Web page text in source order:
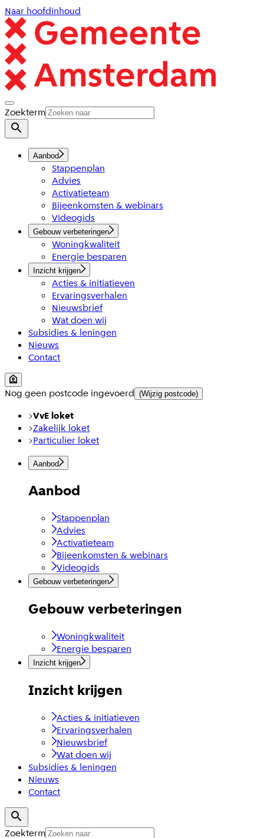
Naar hoofdinhoud
Zoekterm
Aanbod
Stappenplan
Advies
Activatieteam
Bijeenkomsten & webinars
Videogids
Gebouw verbeteringen
Woningkwaliteit
Energie besparen
Inzicht krijgen
Acties & initiatieven
Ervaringsverhalen
Nieuwsbrief
Wat doen wij
Subsidies & leningen
Nieuws
Contact
Nog geen postcode ingevoerd (Wijzig postcode)
VvE loket
Zakelijk loket
Particulier loket
Aanbod
Aanbod
Stappenplan
Advies
Activatieteam
Bijeenkomsten & webinars
Videogids
Gebouw verbeteringen
Gebouw verbeteringen
Woningkwaliteit
Energie besparen
Inzicht krijgen
Inzicht krijgen
Acties & initiatieven
Ervaringsverhalen
Nieuwsbrief
Wat doen wij
Subsidies & leningen
Nieuws
Contact
Zoekterm